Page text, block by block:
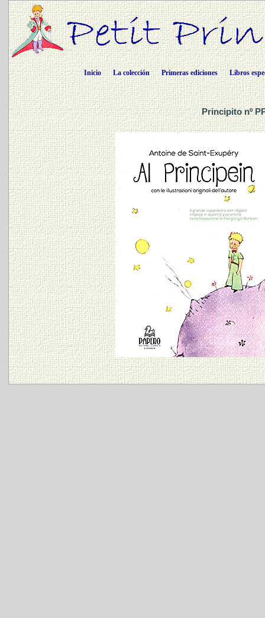
Inicio La colección Primeras ediciones Libros
Principito nº